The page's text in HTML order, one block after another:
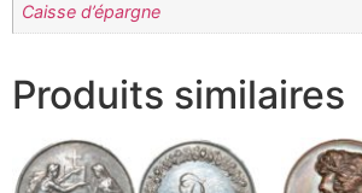
Caisse d’épargne
Produits similaires